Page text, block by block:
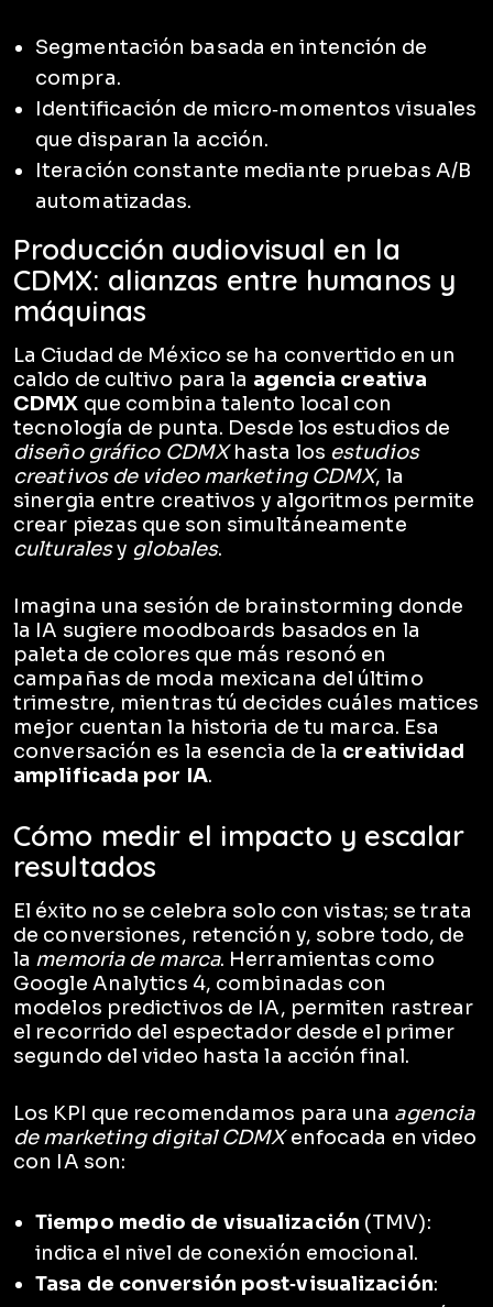
Segmentación basada en intención de
compra.
Identificación de micro‑momentos visuales
que disparan la acción.
Iteración constante mediante pruebas A/B
automatizadas.
Producción audiovisual en la
CDMX: alianzas entre humanos y
máquinas
La Ciudad de México se ha convertido en un
caldo de cultivo para la agencia creativa
CDMX que combina talento local con
tecnología de punta. Desde los estudios de
diseño gráfico CDMXhasta los estudios
creativos de video marketing CDMX, la
sinergia entre creativos y algoritmos permite
crear piezas que son simultáneamente
culturalesy globales.
Imagina una sesión de brainstorming donde
la IA sugiere moodboards basados en la
paleta de colores que más resonó en
campañas de moda mexicana del último
trimestre, mientras tú decides cuáles matices
mejor cuentan la historia de tu marca. Esa
conversación es la esencia de la creatividad
amplificada por IA.
Cómo medir el impacto y escalar
resultados
El éxito no se celebra solo con vistas; se trata
de conversiones, retención y, sobre todo, de
la memoria de marca. Herramientas como
Google Analytics 4, combinadas con
modelos predictivos de IA, permiten rastrear
el recorrido del espectador desde el primer
segundo del video hasta la acción final.
Los KPI que recomendamos para una agencia
de marketing digital CDMXenfocada en video
con IA son:
Tiempo medio de visualización (TMV):
indica el nivel de conexión emocional.
Tasa de conversión post‑visualización: